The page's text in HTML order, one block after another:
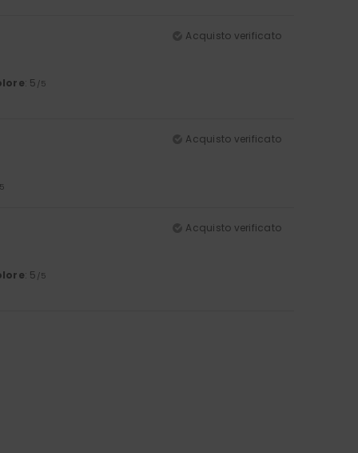
Acquisto verificato
: 5 /5
Acquisto verificato
Acquisto verificato
: 5 /5